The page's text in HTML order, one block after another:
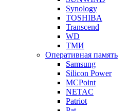
Synology
TOSHIBA
Transcend
WD
ТМИ
Оперативная память
Samsung
Silicon Power
MCPoint
NETAC
Patriot